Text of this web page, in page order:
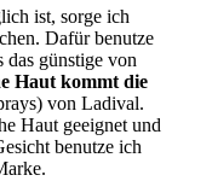
ist, sorge ich
Dafür benutze
das günstige von
Haut kommt die
von Ladival.
Haut geeignet und
benutze ich